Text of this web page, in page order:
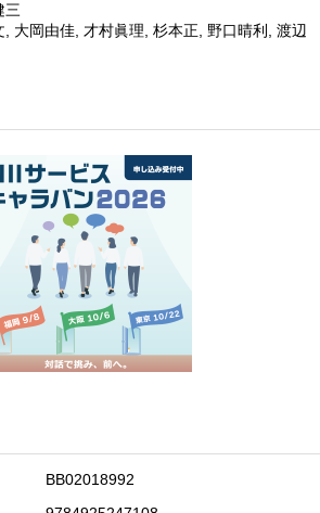
三
, 大岡由佳, 才村眞理, 杉本正, 野口晴利, 渡辺
BB02018992